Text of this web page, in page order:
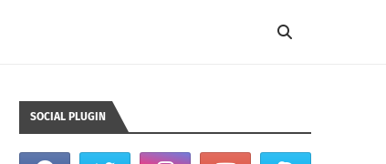
SOCIAL PLUGIN